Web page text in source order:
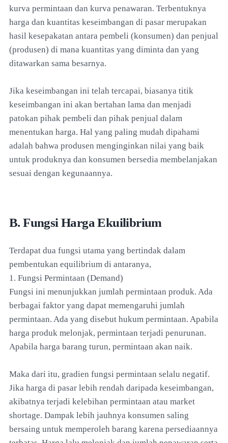
kurva permintaan dan kurva penawaran. Terbentuknya
harga dan kuantitas keseimbangan di pasar merupakan
hasil kesepakatan antara pembeli (konsumen) dan penjual
(produsen) di mana kuantitas yang diminta dan yang
ditawarkan sama besarnya.
Jika keseimbangan ini telah tercapai, biasanya titik
keseimbangan ini akan bertahan lama dan menjadi
patokan pihak pembeli dan pihak penjual dalam
menentukan harga. Hal yang paling mudah dipahami
adalah bahwa produsen menginginkan nilai yang baik
untuk produknya dan konsumen bersedia membelanjakan
sesuai dengan kegunaannya.
B. Fungsi Harga Ekuilibrium
Terdapat dua fungsi utama yang bertindak dalam
pembentukan equilibrium di antaranya,
1. Fungsi Permintaan (Demand)
Fungsi ini menunjukkan jumlah permintaan produk. Ada
berbagai faktor yang dapat memengaruhi jumlah
permintaan. Ada yang disebut hukum permintaan. Apabila
harga produk melonjak, permintaan terjadi penurunan.
Apabila harga barang turun, permintaan akan naik.
Maka dari itu, gradien fungsi permintaan selalu negatif.
Jika harga di pasar lebih rendah daripada keseimbangan,
akibatnya terjadi kelebihan permintaan atau market
shortage. Dampak lebih jauhnya konsumen saling
bersaing untuk memperoleh barang karena persediaannya